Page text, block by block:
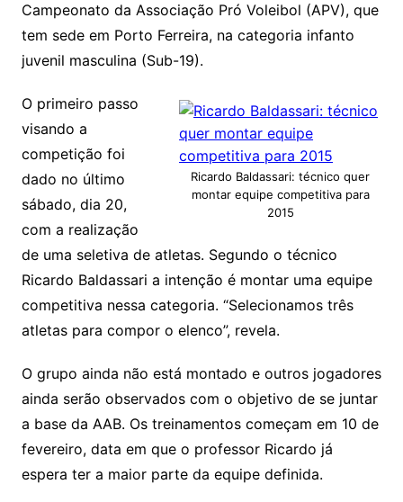
Campeonato da Associação Pró Voleibol (APV), que
tem sede em Porto Ferreira, na categoria infanto
juvenil masculina (Sub-19).
Ricardo Baldassari: técnico quer
montar equipe competitiva para
2015
O primeiro passo
visando a
competição foi
dado no último
sábado, dia 20,
com a realização
de uma seletiva de atletas. Segundo o técnico
Ricardo Baldassari a intenção é montar uma equipe
competitiva nessa categoria. “Selecionamos três
atletas para compor o elenco”, revela.
O grupo ainda não está montado e outros jogadores
ainda serão observados com o objetivo de se juntar
a base da AAB. Os treinamentos começam em 10 de
fevereiro, data em que o professor Ricardo já
espera ter a maior parte da equipe definida.